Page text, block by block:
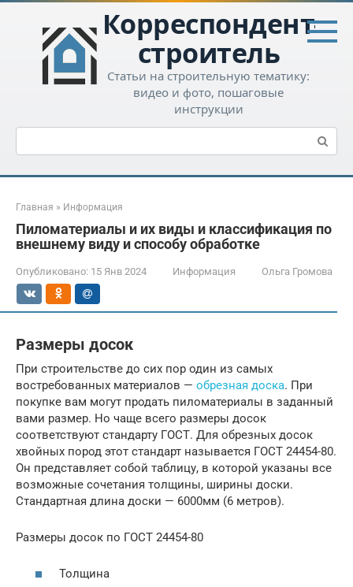
Перейти
контенту
Корреспондент-
строитель
Статьи на строительную тематику:
видео и фото, пошаговые
инструкции
Поиск:
Главная » Информация
Пиломатериалы и их виды и классификация по
внешнему виду и способу обработке
Опубликовано: 15 Янв 2024 Информация Ольга Громова
Размеры досок
При строительстве до сих пор один из самых
востребованных материалов — обрезная доска. При
покупке вам могут продать пиломатериалы в заданный
вами размер. Но чаще всего размеры досок
соответствуют стандарту ГОСТ. Для обрезных досок
хвойных пород этот стандарт называется ГОСТ 24454-80.
Он представляет собой таблицу, в которой указаны все
возможные сочетания толщины, ширины доски.
Стандартная длина доски — 6000мм (6 метров).
Размеры досок по ГОСТ 24454-80
Толщина